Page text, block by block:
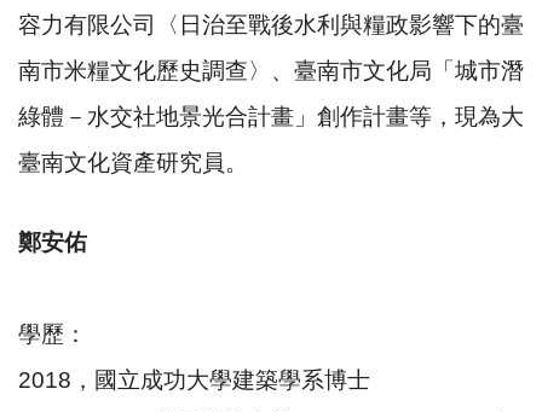
容力有限公司〈日治至戰後水利與糧政影響下的臺
南市米糧文化歷史調查〉、臺南市文化局「城市潛
綠體－水交社地景光合計畫」創作計畫等，現為大
臺南文化資產研究員。
鄭安佑
學歷：
2018，國立成功大學建築學系博士